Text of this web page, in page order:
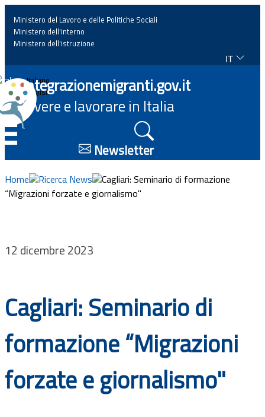
Home
News
Approfondimenti
Eventi
Progetti
Bandi
Guide
Ministero del Lavoro e delle Politiche Sociali
Ministero dell'interno
Ministero dell'istruzione
IT
Italiano
English
Integrazionemigranti.gov.it
Vivere e lavorare in Italia
Newsletter
Home Ricerca News
Cagliari: Seminario di formazione
“Migrazioni forzate e giornalismo"
12 dicembre 2023
Cagliari: Seminario di
formazione “Migrazioni
forzate e giornalismo"